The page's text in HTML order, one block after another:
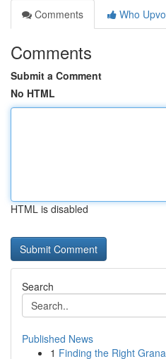
Comments
Who
Comments
Submit a Comment
No HTML
HTML is disabled
Search
Published News
1 Finding the Right